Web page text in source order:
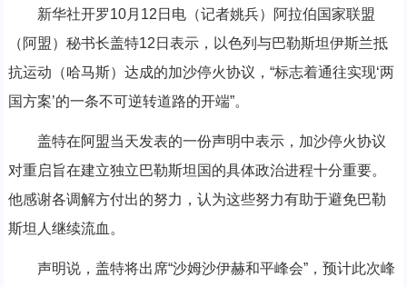
新华社开罗10月12日电（记者姚兵）阿拉伯国家联盟
（阿盟）秘书长盖特12日表示，以色列与巴勒斯坦伊斯兰抵
抗运动（哈马斯）达成的加沙停火协议，“标志着通往实现‘两
国方案’的一条不可逆转道路的开端”。
盖特在阿盟当天发表的一份声明中表示，加沙停火协议
对重启旨在建立独立巴勒斯坦国的具体政治进程十分重要。
他感谢各调解方付出的努力，认为这些努力有助于避免巴勒
斯坦人继续流血。
声明说，盖特将出席“沙姆沙伊赫和平峰会”，预计此次峰